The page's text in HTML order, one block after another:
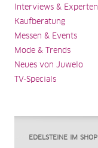
Interviews & Experten
Kaufberatung
Messen & Events
Mode & Trends
Neues von Juwelo
TV-Specials
EDELSTEINE IM SHOP